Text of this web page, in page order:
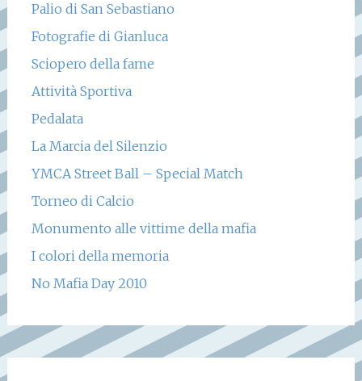
Palio di San Sebastiano
Fotografie di Gianluca
Sciopero della fame
Attività Sportiva
Pedalata
La Marcia del Silenzio
YMCA Street Ball – Special Match
Torneo di Calcio
Monumento alle vittime della mafia
I colori della memoria
No Mafia Day 2010